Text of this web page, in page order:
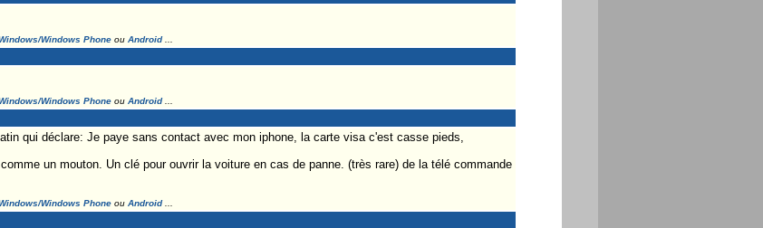
Windows Phoneou Android...
Windows Phoneou Android...
qui déclare: Je paye sans contact avec mon iphone, la carte visa c'est casse pieds,
un mouton. Un clé pour ouvrir la voiture en cas de panne. (très rare) de la télé commande
Windows Phoneou Android...